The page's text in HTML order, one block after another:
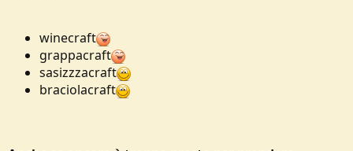
winecraft
grappacraft
sasizzzacraft
braciolacraft